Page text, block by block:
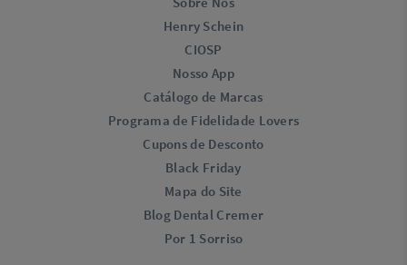
Henry Schein
CIOSP
Nosso App
Catálogo de Marcas
Programa de Fidelidade Lovers​
Cupons de Desconto
Black Friday
Mapa do Site
Blog Dental Cremer
Por 1 Sorriso